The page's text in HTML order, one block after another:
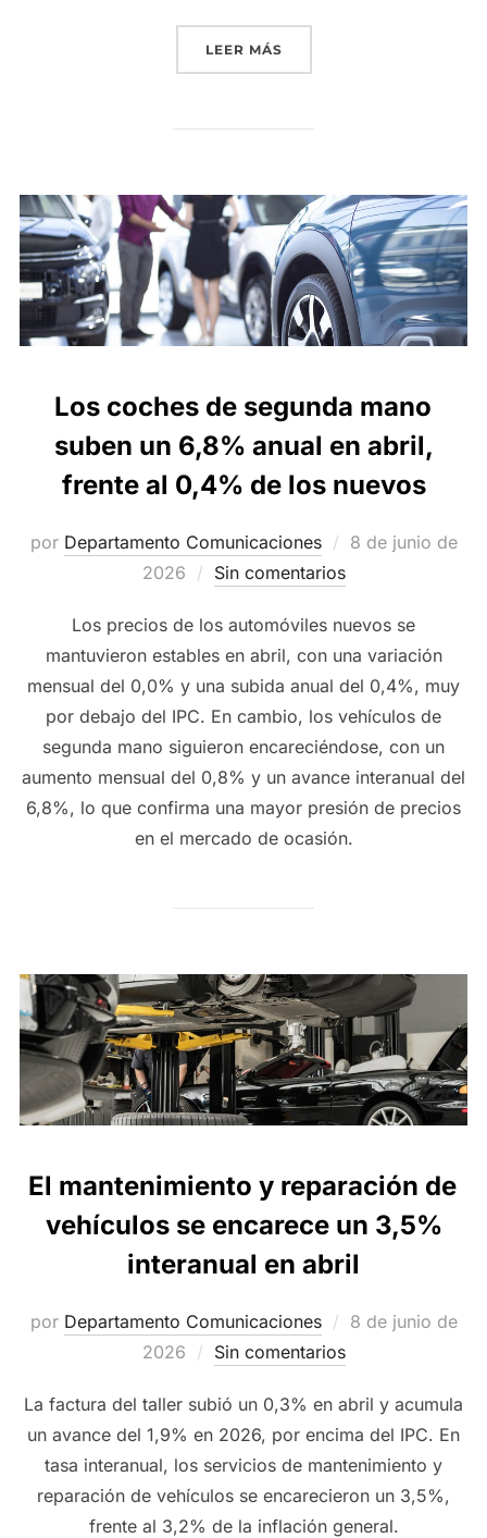
LEER MÁS«FAGENAUTO URGE AL
Los coches de segunda mano
suben un 6,8% anual en abril,
frente al 0,4% de los nuevos
por Departamento Comunicaciones
Publicado
8 de junio de
2026
Sin comentarios
Los precios de los automóviles nuevos se
mantuvieron estables en abril, con una variación
mensual del 0,0% y una subida anual del 0,4%, muy
por debajo del IPC. En cambio, los vehículos de
segunda mano siguieron encareciéndose, con un
aumento mensual del 0,8% y un avance interanual del
6,8%, lo que confirma una mayor presión de precios
en el mercado de ocasión.
El mantenimiento y reparación de
vehículos se encarece un 3,5%
interanual en abril
por Departamento Comunicaciones
Publicado
8 de junio de
2026
Sin comentarios
La factura del taller subió un 0,3% en abril y acumula
un avance del 1,9% en 2026, por encima del IPC. En
tasa interanual, los servicios de mantenimiento y
reparación de vehículos se encarecieron un 3,5%,
frente al 3,2% de la inflación general.